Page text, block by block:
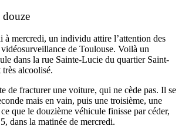
douze
à mercredi, un individu attire l’attention des
de Toulouse. Voilà un
dans la rue Sainte-Lucie du quartier Saint-
alcoolisé.
de fracturer une voiture, qui ne cède pas. Il se
mais en vain, puis une troisième, une
que le douzième véhicule finisse par céder,
dans la matinée de mercredi.